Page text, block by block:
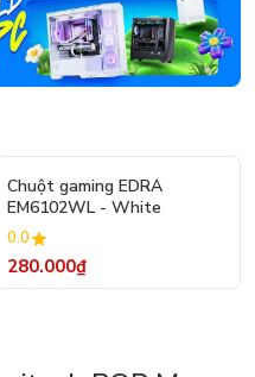
Chuột gaming EDRA
EM6102WL - White
0.0
280.000₫